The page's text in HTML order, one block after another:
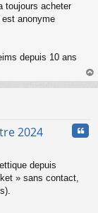
toujours acheter
anonyme
depuis 10 ans
au
2024
depuis
» sans contact,